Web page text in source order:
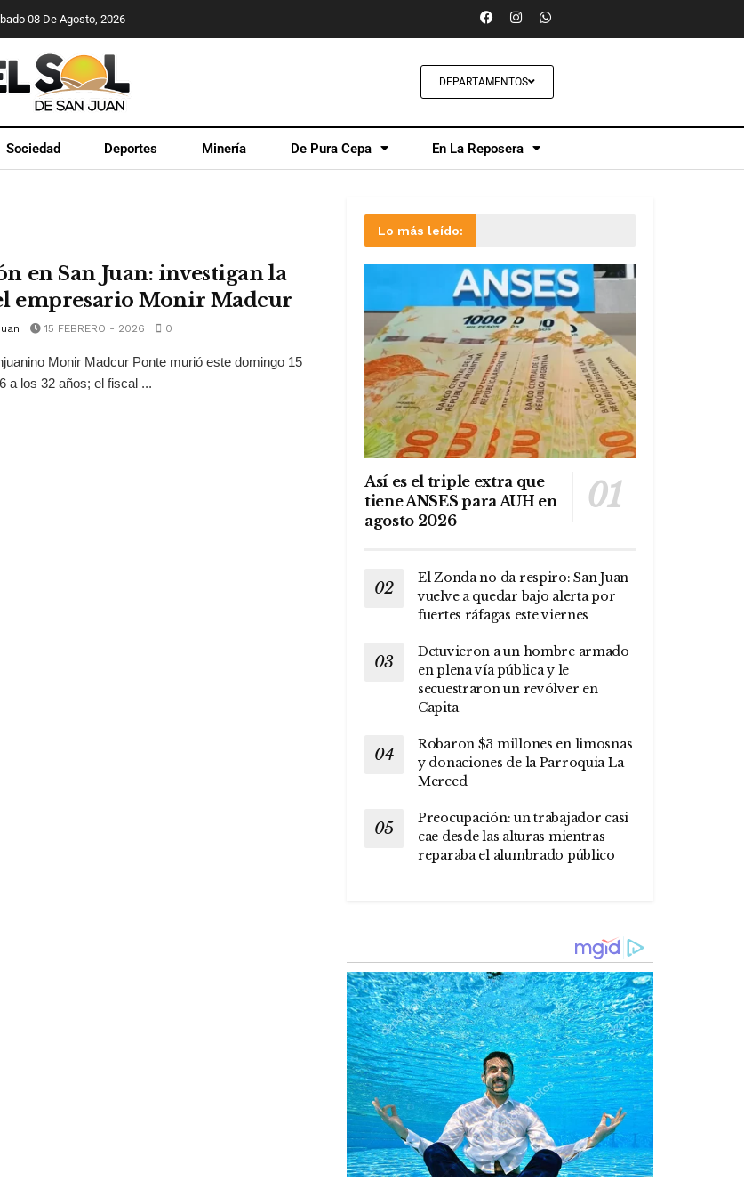
08 De Agosto, 2026
DEPARTAMENTOS
Sociedad Deportes Minería De Pura Cepa En La Reposera
en San Juan: investigan la
empresario Monir Madcur
15 FEBRERO - 2026 0
Monir Madcur Ponte murió este domingo 15
a los 32 años; el fiscal ...
Lo más leído:
Así es el triple extra que
tiene ANSES para AUH en
agosto 2026
El Zonda no da respiro: San Juan
vuelve a quedar bajo alerta por
fuertes ráfagas este viernes
Detuvieron a un hombre armado
en plena vía pública y le
secuestraron un revólver en
Capita
Robaron $3 millones en limosnas
y donaciones de la Parroquia La
Merced
Preocupación: un trabajador casi
cae desde las alturas mientras
reparaba el alumbrado público